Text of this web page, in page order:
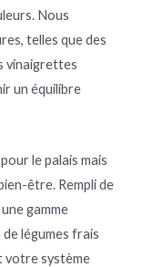
Nous
telles que des
vinaigrettes
un équilibre
le palais mais
être. Rempli de
gamme
légumes frais
votre système